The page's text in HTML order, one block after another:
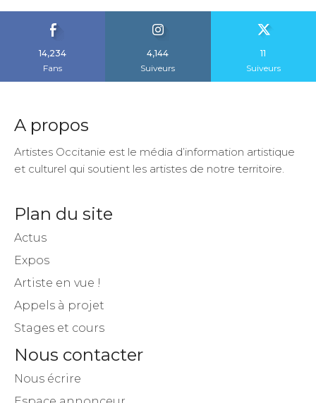
14,234
Fans
4,144
Suiveurs
11
Suiveurs
A propos
Artistes Occitanie est le média d’information artistique
et culturel qui soutient les artistes de notre territoire.
Plan du site
Actus
Expos
Artiste en vue !
Appels à projet
Stages et cours
Nous contacter
Nous écrire